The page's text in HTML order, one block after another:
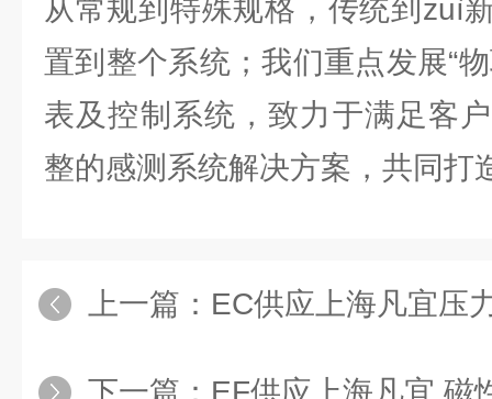
从常规到特殊规格，传统到zuì
置到整个系统；我们重点发展“
表及控制系统，致力于满足客
整的感测系统解决方案，共同打
上一篇： EC供应上海凡宜压
下一篇： EF供应上海凡宜 磁